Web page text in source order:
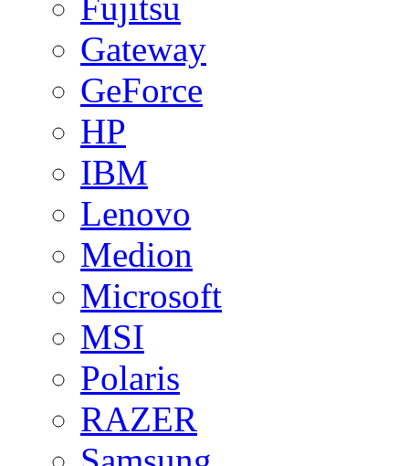
Gateway
GeForce
HP
IBM
Lenovo
Medion
Microsoft
MSI
Polaris
RAZER